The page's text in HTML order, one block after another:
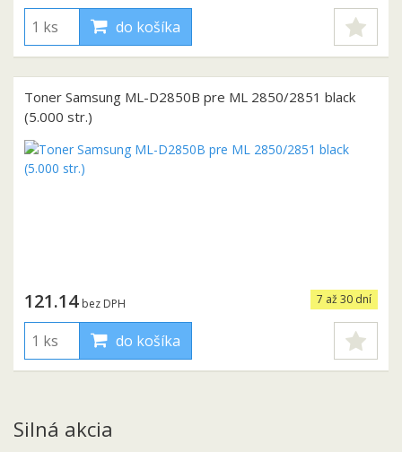
do košíka
Toner Samsung ML-D2850B pre ML 2850/2851 black
(5.000 str.)
7 až 30 dní
121.14 bez DPH
do košíka
Silná akcia